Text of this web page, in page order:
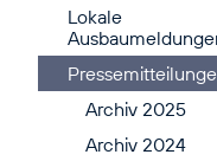
Lokale
Archiv 2025
Archiv 2024